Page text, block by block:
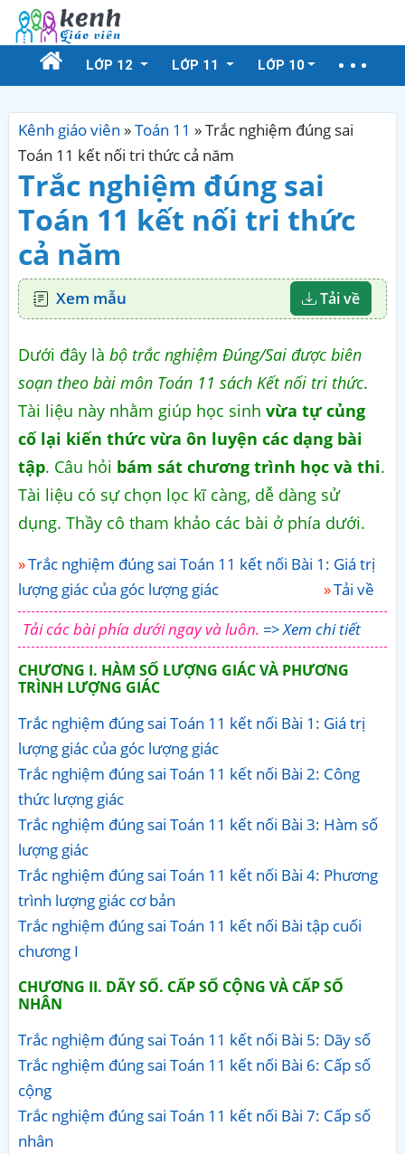
LỚP 12 LỚP 11 LỚP 10
Kênh giáo viên »Toán 11 »Trắc nghiệm đúng sai
Toán 11 kết nối tri thức cả năm
Trắc nghiệm đúng sai
Toán 11 kết nối tri thức
cả năm
Xem mẫu Tải về
Dưới đây là bộ trắc nghiệm Đúng/Sai được biên
soạn theo bài môn Toán 11 sách Kết nối tri thức.
Tài liệu này nhằm giúp học sinh vừa tự củng
cố lại kiến thức vừa ôn luyện các dạng bài
tập. Câu hỏi bám sát chương trình học và thi.
Tài liệu có sự chọn lọc kĩ càng, dễ dàng sử
dụng. Thầy cô tham khảo các bài ở phía dưới.
Trắc nghiệm đúng sai Toán 11 kết nối Bài 1: Giá trị
lượng giác của góc lượng giác
Tải về
Tải các bài phía dưới ngay và luôn. => Xem chi tiết
CHƯƠNG I. HÀM SỐ LƯỢNG GIÁC VÀ PHƯƠNG
TRÌNH LƯỢNG GIÁC
Trắc nghiệm đúng sai Toán 11 kết nối Bài 1: Giá trị
lượng giác của góc lượng giác
Trắc nghiệm đúng sai Toán 11 kết nối Bài 2: Công
thức lượng giác
Trắc nghiệm đúng sai Toán 11 kết nối Bài 3: Hàm số
lượng giác
Trắc nghiệm đúng sai Toán 11 kết nối Bài 4: Phương
trình lượng giác cơ bản
Trắc nghiệm đúng sai Toán 11 kết nối Bài tập cuối
chương I
CHƯƠNG II. DÃY SỐ. CẤP SỐ CỘNG VÀ CẤP SỐ
NHÂN
Trắc nghiệm đúng sai Toán 11 kết nối Bài 5: Dãy số
Trắc nghiệm đúng sai Toán 11 kết nối Bài 6: Cấp số
cộng
Trắc nghiệm đúng sai Toán 11 kết nối Bài 7: Cấp số
nhân